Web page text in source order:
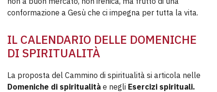
conformazione a Gesù che ci impegna per tutta la vita.
IL CALENDARIO DELLE DOMENICHE
DI SPIRITUALITÀ
La proposta del Cammino di spiritualità si articola nelle
Domeniche di spiritualità e negli Esercizi spirituali.